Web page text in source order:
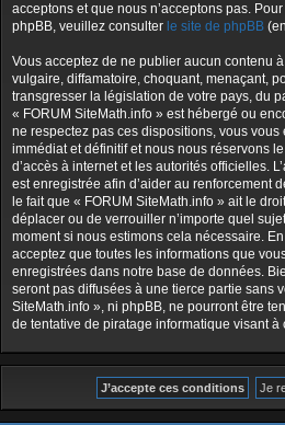
acceptons et que nous n’acceptons pas.
phpBB, veuillez consulter le site de phpBB
Vous acceptez de ne publier aucun contenu
vulgaire, diffamatoire, choquant, menaçant,
transgresser la législation de votre pays, du
« FORUM SiteMath.info » est hébergé ou
ne respectez pas ces dispositions, vous
immédiat et définitif et nous nous réservons
d’accès à internet et les autorités officielles.
est enregistrée afin d’aider au renforcement
le fait que « FORUM SiteMath.info » ait le
déplacer ou de verrouiller n’importe quel
moment si nous estimons cela nécessaire.
acceptez que toutes les informations que
enregistrées dans notre base de données.
seront pas diffusées à une tierce partie sans
SiteMath.info », ni phpBB, ne pourront être
de tentative de piratage informatique visant